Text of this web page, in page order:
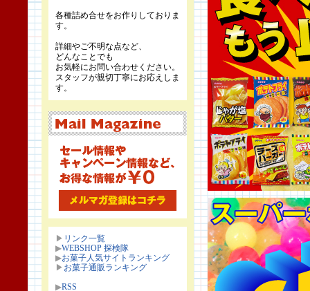
各種詰め合せをお作りしておりま
す。
詳細やご不明な点など、
どんなことでも
お気軽にお問い合わせください。
スタッフが親切丁寧にお応えしま
す。
▶ リンク一覧
▶WEBSHOP 探検隊
▶お菓子人気サイトランキング
▶ お菓子通販ランキング
▶RSS